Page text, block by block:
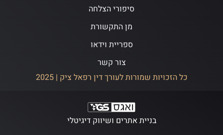
סיפורי הצלחה
מן התקשורת
ספריית וידאו
צור קשר
כל הזכויות שמורות לעורך דין רפאל ציק | 2025
בניית אתרים ושיווק דיגיטלי